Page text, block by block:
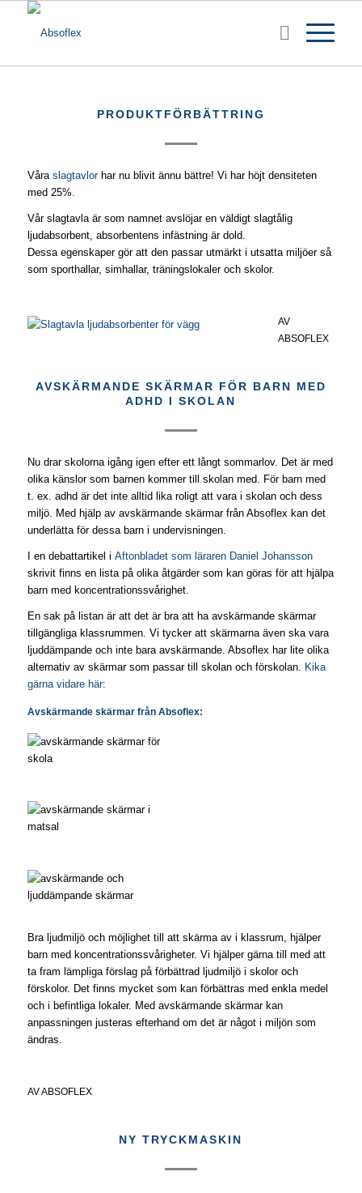
PRODUKTFÖRBÄTTRING
Våra slagtavlorhar nu blivit ännu bättre! Vi har höjt densiteten
med 25%.
Vår slagtavla är som namnet avslöjar en väldigt slagtålig
ljudabsorbent, absorbentens infästning är dold.
Dessa egenskaper gör att den passar utmärkt i utsatta miljöer så
som sporthallar, simhallar, träningslokaler och skolor.
AV
ABSOFLEX
AVSKÄRMANDE SKÄRMAR FÖR BARN MED
ADHD I SKOLAN
Nu drar skolorna igång igen efter ett långt sommarlov. Det är med
olika känslor som barnen kommer till skolan med. För barn med
t. ex. adhd är det inte alltid lika roligt att vara i skolan och dess
miljö. Med hjälp av avskärmande skärmar från Absoflex kan det
underlätta för dessa barn i undervisningen.
I en debattartikel i Aftonbladet som läraren Daniel Johansson
skrivit finns en lista på olika åtgärder som kan göras för att hjälpa
barn med koncentrationssvårighet.
En sak på listan är att det är bra att ha avskärmande skärmar
tillgängliga klassrummen. Vi tycker att skärmarna även ska vara
ljuddämpande och inte bara avskärmande. Absoflex har lite olika
alternativ av skärmar som passar till skolan och förskolan. Kika
gärna vidare här:
Avskärmande skärmar från Absoflex:
Bra ljudmiljö och möjlighet till att skärma av i klassrum, hjälper
barn med koncentrationssvårigheter. Vi hjälper gärna till med att
ta fram lämpliga förslag på förbättrad ljudmiljö i skolor och
förskolor. Det finns mycket som kan förbättras med enkla medel
och i befintliga lokaler. Med avskärmande skärmar kan
anpassningen justeras efterhand om det är något i miljön som
ändras.
AVABSOFLEX
NY TRYCKMASKIN